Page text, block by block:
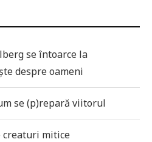
se întoarce la
despre oameni
se (p)repară viitorul
creaturi mitice